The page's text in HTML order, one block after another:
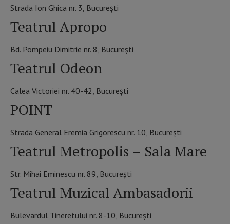
Strada Ion Ghica nr. 3, București
Teatrul Apropo
Bd. Pompeiu Dimitrie nr. 8, București
Teatrul Odeon
Calea Victoriei nr. 40-42, București
POINT
Strada General Eremia Grigorescu nr. 10, București
Teatrul Metropolis – Sala Mare
Str. Mihai Eminescu nr. 89, București
Teatrul Muzical Ambasadorii
Bulevardul Tineretului nr. 8-10, București